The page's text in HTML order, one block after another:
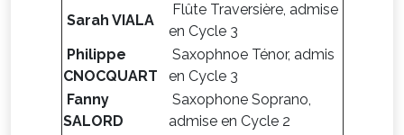
Sarah VIALA
Flûte Traversière, admise
en Cycle 3
Philippe
CNOCQUART
Saxophnoe Ténor, admis
en Cycle 3
Fanny
SALORD
Saxophone Soprano,
admise en Cycle 2